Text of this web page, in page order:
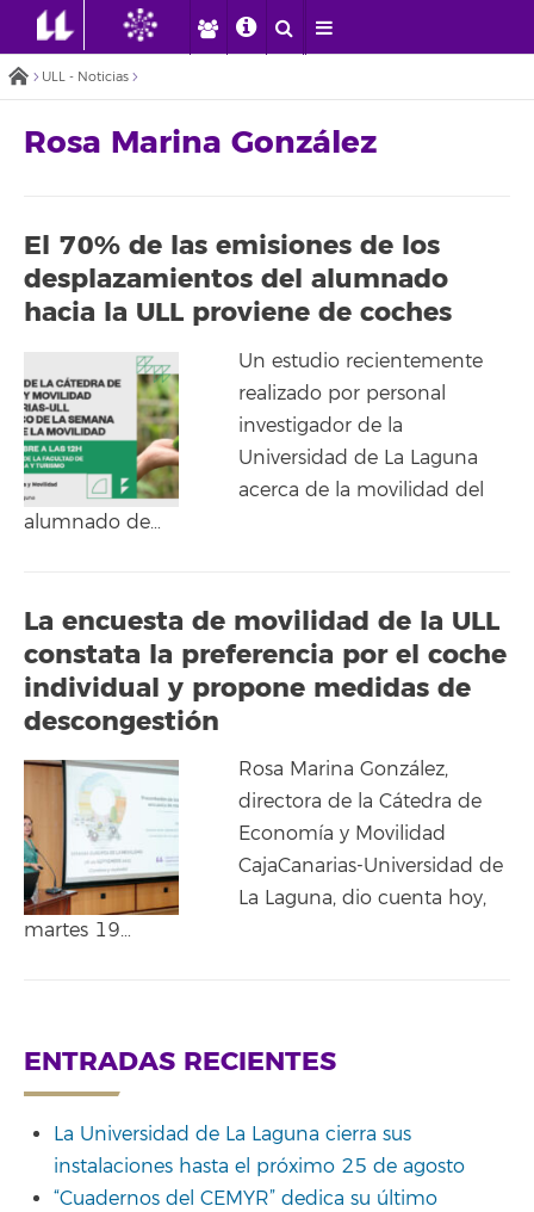
ULL - Noticias
Rosa Marina González
El 70% de las emisiones de los
desplazamientos del alumnado
hacia la ULL proviene de coches
Un estudio recientemente
realizado por personal
investigador de la
Universidad de La Laguna
acerca de la movilidad del
alumnado de…
La encuesta de movilidad de la ULL
constata la preferencia por el coche
individual y propone medidas de
descongestión
Rosa Marina González,
directora de la Cátedra de
Economía y Movilidad
CajaCanarias-Universidad de
La Laguna, dio cuenta hoy,
martes 19…
ENTRADAS RECIENTES
La Universidad de La Laguna cierra sus
instalaciones hasta el próximo 25 de agosto
“Cuadernos del CEMYR” dedica su último